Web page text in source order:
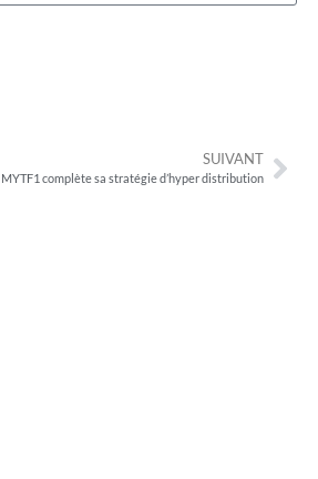
SUIVANT
MYTF1 complète sa stratégie d’hyper distribution